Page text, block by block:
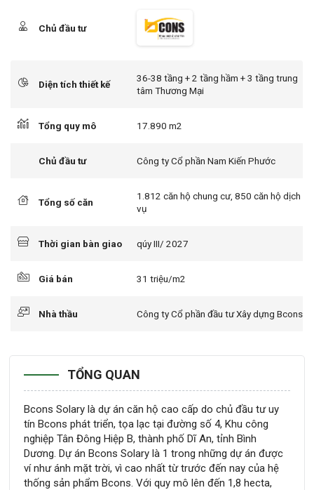
Chủ đầu tư
Diện tích thiết kế
36-38 tầng + 2 tầng hầm + 3 tầng trung
tâm Thương Mại
Tổng quy mô 17.890 m2
Chủ đầu tư Công ty Cổ phần Nam Kiến Phước
Tổng số căn
1.812 căn hộ chung cư, 850 căn hộ dịch
vụ
Thời gian bàn giao qúy III/ 2027
Giá bán 31 triệu/m2
Nhà thầu Công ty Cổ phần đầu tư Xây dựng Bcons
TỔNG QUAN
Bcons Solary là dự án căn hộ cao cấp do chủ đầu tư uy
tín Bcons phát triển, tọa lạc tại đường số 4, Khu công
nghiệp Tân Đông Hiệp B, thành phố Dĩ An, tỉnh Bình
Dương. Dự án Bcons Solary là 1 trong những dự án được
ví như ánh mặt trời, vì cao nhất từ trước đến nay của hệ
thống sản phẩm Bcons. Với quy mô lên đến 1,8 hecta,